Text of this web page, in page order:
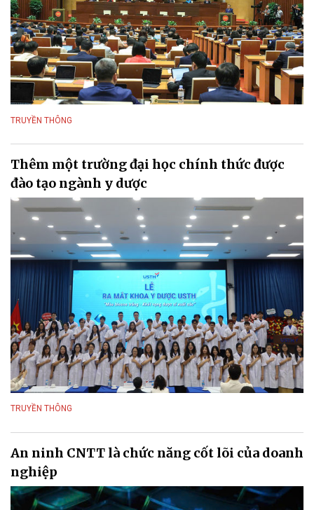
TRUYỀN THÔNG
Thêm một trường đại học chính thức được
đào tạo ngành y dược
TRUYỀN THÔNG
An ninh CNTT là chức năng cốt lõi của doanh
nghiệp